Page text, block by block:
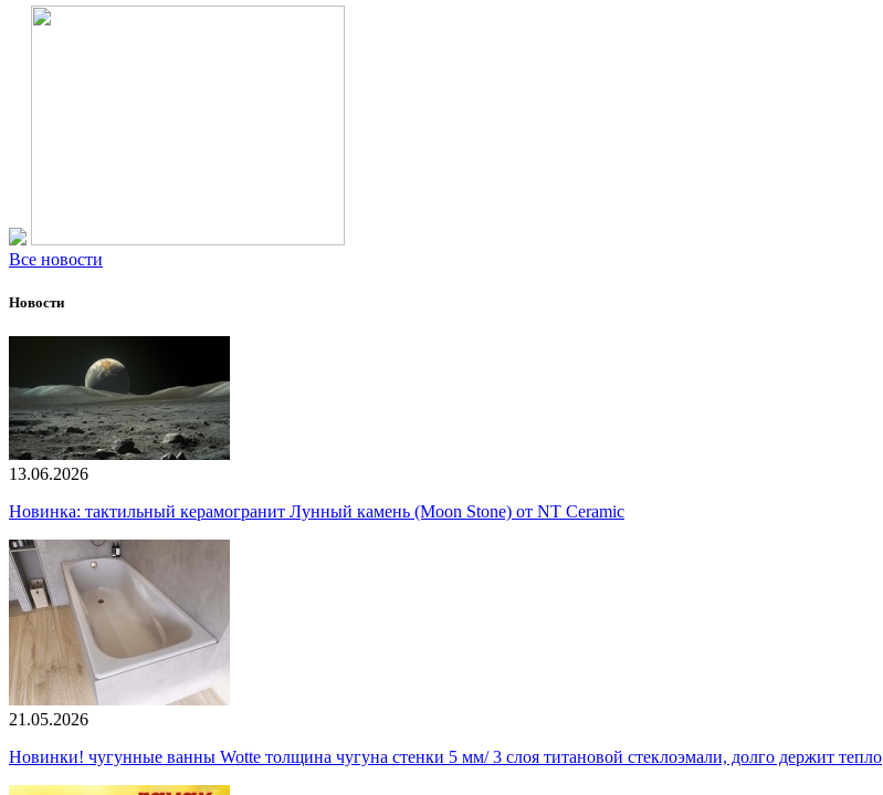
Все новости
Новости
13.06.2026
Новинка: тактильный керамогранит Лунный камень (Moon Stone) от NT Ceramic
21.05.2026
Новинки! чугунные ванны Wotte толщина чугуна стенки 5 мм/ 3 слоя титановой стеклоэмали, долго держит тепло